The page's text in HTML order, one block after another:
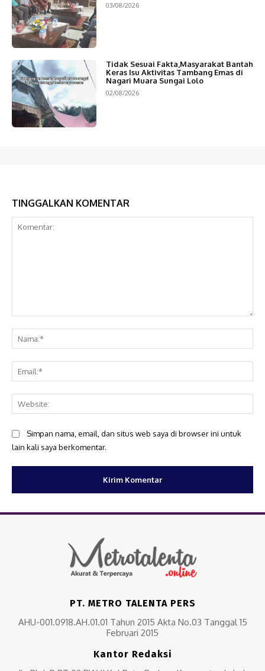
03/08/2026
Tidak Sesuai Fakta,Masyarakat Bantah
Keras Isu Aktivitas Tambang Emas di
Nagari Muara Sungai Lolo
02/08/2026
TINGGALKAN KOMENTAR
Simpan nama, email, dan situs web saya di browser ini untuk
lain kali saya berkomentar.
PT. METRO TALENTA PERS
AHU-001.0918.AH.01.01 Tahun 2015 Akta No.03 Tanggal 15
Februari 2015
Kantor Redaksi